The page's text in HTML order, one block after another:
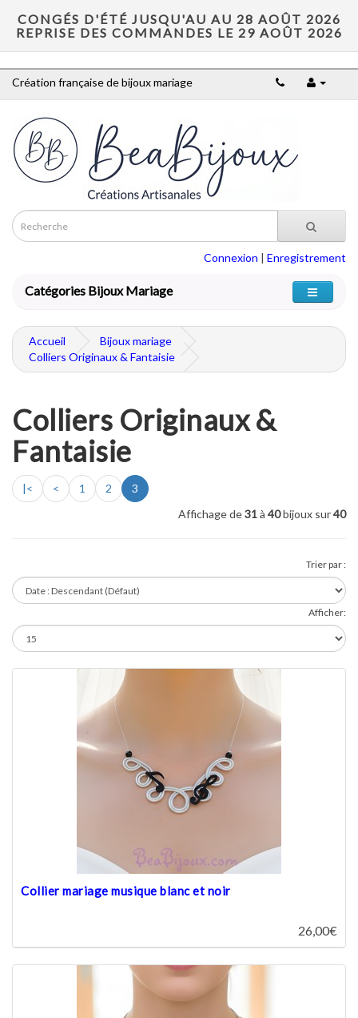
CONGÉS D'ÉTÉ JUSQU'AU AU 28 AOÛT 2026
REPRISE DES COMMANDES LE 29 AOÛT 2026
Création française de bijoux mariage
Connexion | Enregistrement
Catégories Bijoux Mariage
Accueil
Bijoux mariage
Colliers Originaux & Fantaisie
Colliers Originaux &
Fantaisie
|< < 1 2
3
Affichage de31à 40bijoux sur40
Trier par :
Afficher:
Collier mariage musique blanc et noir
26,00€